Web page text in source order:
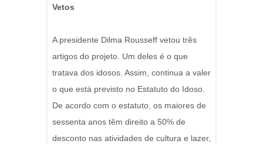
Vetos
A presidente Dilma Rousseff vetou três
artigos do projeto. Um deles é o que
tratava dos idosos. Assim, continua a valer
o que está previsto no Estatuto do Idoso.
De acordo com o estatuto, os maiores de
sessenta anos têm direito a 50% de
desconto nas atividades de cultura e lazer,